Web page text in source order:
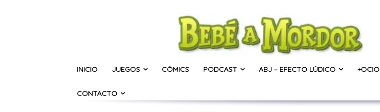
INICIO JUEGOS CÓMICS PODCAST ABJ – EFECTO LÚDICO +OCIO
CONTACTO